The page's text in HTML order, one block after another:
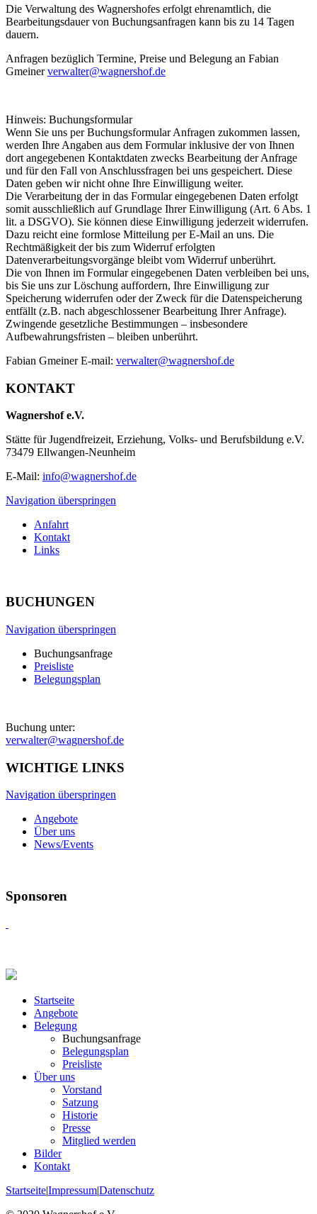
Die Verwaltung des Wagnershofes erfolgt ehrenamtlich, die
Bearbeitungsdauer von Buchungsanfragen kann bis zu 14 Tagen
dauern.
Anfragen bezüglich Termine, Preise und Belegung an Fabian
Gmeinerverwalter@wagnershof.de
Hinweis: Buchungsformular
Wenn Sie uns per Buchungsformular Anfragen zukommen lassen,
werden Ihre Angaben aus dem Formular inklusive der von Ihnen
dort angegebenen Kontaktdaten zwecks Bearbeitung der Anfrage
und für den Fall von Anschlussfragen bei uns gespeichert. Diese
Daten geben wir nicht ohne Ihre Einwilligung weiter.
Die Verarbeitung der in das Formular eingegebenen Daten erfolgt
somit ausschließlich auf Grundlage Ihrer Einwilligung (Art. 6 Abs. 1
lit. a DSGVO). Sie können diese Einwilligung jederzeit widerrufen.
Dazu reicht eine formlose Mitteilung per E-Mail an uns. Die
Rechtmäßigkeit der bis zum Widerruf erfolgten
Datenverarbeitungsvorgänge bleibt vom Widerruf unberührt.
Die von Ihnen im Formular eingegebenen Daten verbleiben bei uns,
bis Sie uns zur Löschung auffordern, Ihre Einwilligung zur
Speicherung widerrufen oder der Zweck für die Datenspeicherung
entfällt (z.B. nach abgeschlossener Bearbeitung Ihrer Anfrage).
Zwingende gesetzliche Bestimmungen – insbesondere
Aufbewahrungsfristen – bleiben unberührt.
Fabian Gmeiner E-mail: verwalter@wagnershof.de
KONTAKT
Wagnershof e.V.
Stätte für Jugendfreizeit, Erziehung, Volks- und Berufsbildung e.V.
73479 Ellwangen-Neunheim
E-Mail: info@wagnershof.de
Navigation überspringen
Anfahrt
Kontakt
Links
BUCHUNGEN
Navigation überspringen
Buchungsanfrage
Preisliste
Belegungsplan
Buchung unter:
verwalter@wagnershof.de
WICHTIGE LINKS
Navigation überspringen
Angebote
Über uns
News/Events
Sponsoren
Startseite
Angebote
Belegung
Buchungsanfrage
Belegungsplan
Preisliste
Über uns
Vorstand
Satzung
Historie
Presse
Mitglied werden
Bilder
Kontakt
Startseite|Impressum|Datenschutz